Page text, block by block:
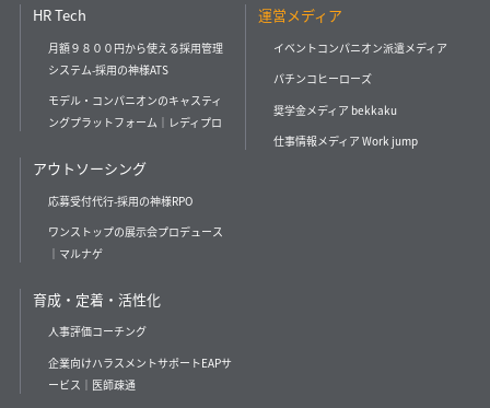
HR Tech
月額９８００円から使える採用管理
システム-採用の神様ATS
モデル・コンパニオンのキャスティ
ングプラットフォーム｜レディプロ
アウトソーシング
応募受付代行-採用の神様RPO
ワンストップの展示会プロデュース
｜マルナゲ
育成・定着・活性化
人事評価コーチング
企業向けハラスメントサポートEAPサ
ービス｜医師疎通
運営メディア
イベントコンパニオン派遣メディア
パチンコヒーローズ
奨学金メディア bekkaku
仕事情報メディア Work jump